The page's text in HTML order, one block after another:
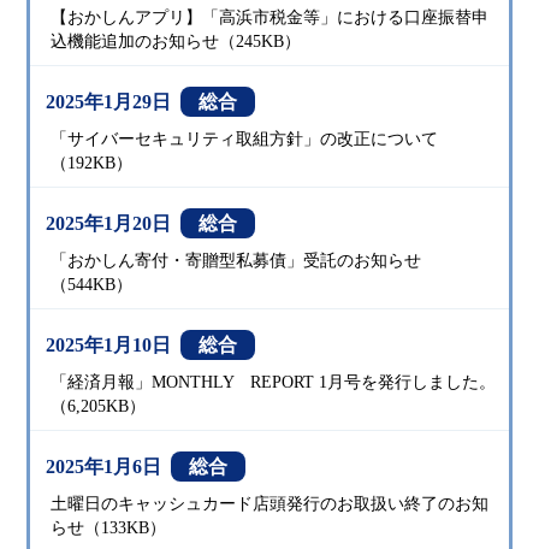
【おかしんアプリ】「高浜市税金等」における口座振替申
込機能追加のお知らせ（245KB）
2025年1月29日 総合
「サイバーセキュリティ取組方針」の改正について
（192KB）
2025年1月20日 総合
「おかしん寄付・寄贈型私募債」受託のお知らせ
（544KB）
2025年1月10日 総合
「経済月報」MONTHLY REPORT 1月号を発行しました。
（6,205KB）
2025年1月6日 総合
土曜日のキャッシュカード店頭発行のお取扱い終了のお知
らせ（133KB）